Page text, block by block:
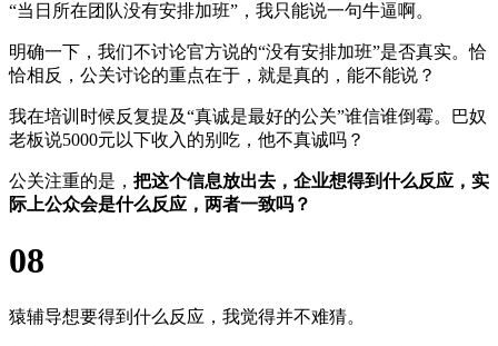
“当日所在团队没有安排加班”，我只能说一句牛逼啊。
明确一下，我们不讨论官方说的“没有安排加班”是否真实。恰
恰相反，公关讨论的重点在于，就是真的，能不能说？
我在培训时候反复提及“真诚是最好的公关”谁信谁倒霉。巴奴
老板说5000元以下收入的别吃，他不真诚吗？
公关注重的是， 把这个信息放出去，企业想得到什么反应，实
际上公众会是什么反应，两者一致吗？
08
猿辅导想要得到什么反应，我觉得并不难猜。